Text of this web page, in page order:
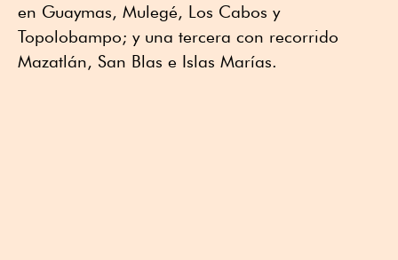
en Guaymas, Mulegé, Los Cabos y
Topolobampo; y una tercera con recorrido
Mazatlán, San Blas e Islas Marías.